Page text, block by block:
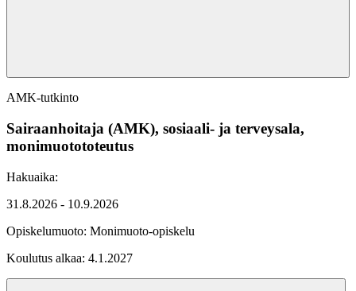
AMK-tutkinto
Sairaanhoitaja (AMK), sosiaali- ja terveysala,
monimuotototeutus
Hakuaika:
31.8.2026 - 10.9.2026
Opiskelumuoto: Monimuoto-opiskelu
Koulutus alkaa: 4.1.2027